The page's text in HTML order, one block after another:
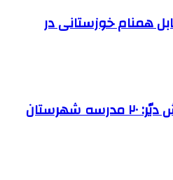
همنام خوزستانی در
مدیر آموزش و پرورش دیّر: ۲۰ مدرسه شهرستان